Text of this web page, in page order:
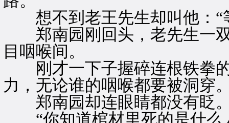
想不到老王先生却叫他：“
郑南园刚回头，老先生一双
目咽喉间。
刚才一下子握碎连根铁拳的
力，无论谁的咽喉都要被洞穿
郑南园却连眼睛都没有眨。
“你知道棺材里死的是什么